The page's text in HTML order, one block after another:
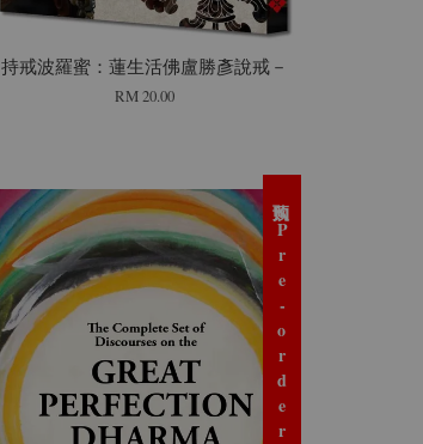
持戒波羅蜜：蓮生活佛盧勝彥說戒－
RM 20.00
预购 Pre-order